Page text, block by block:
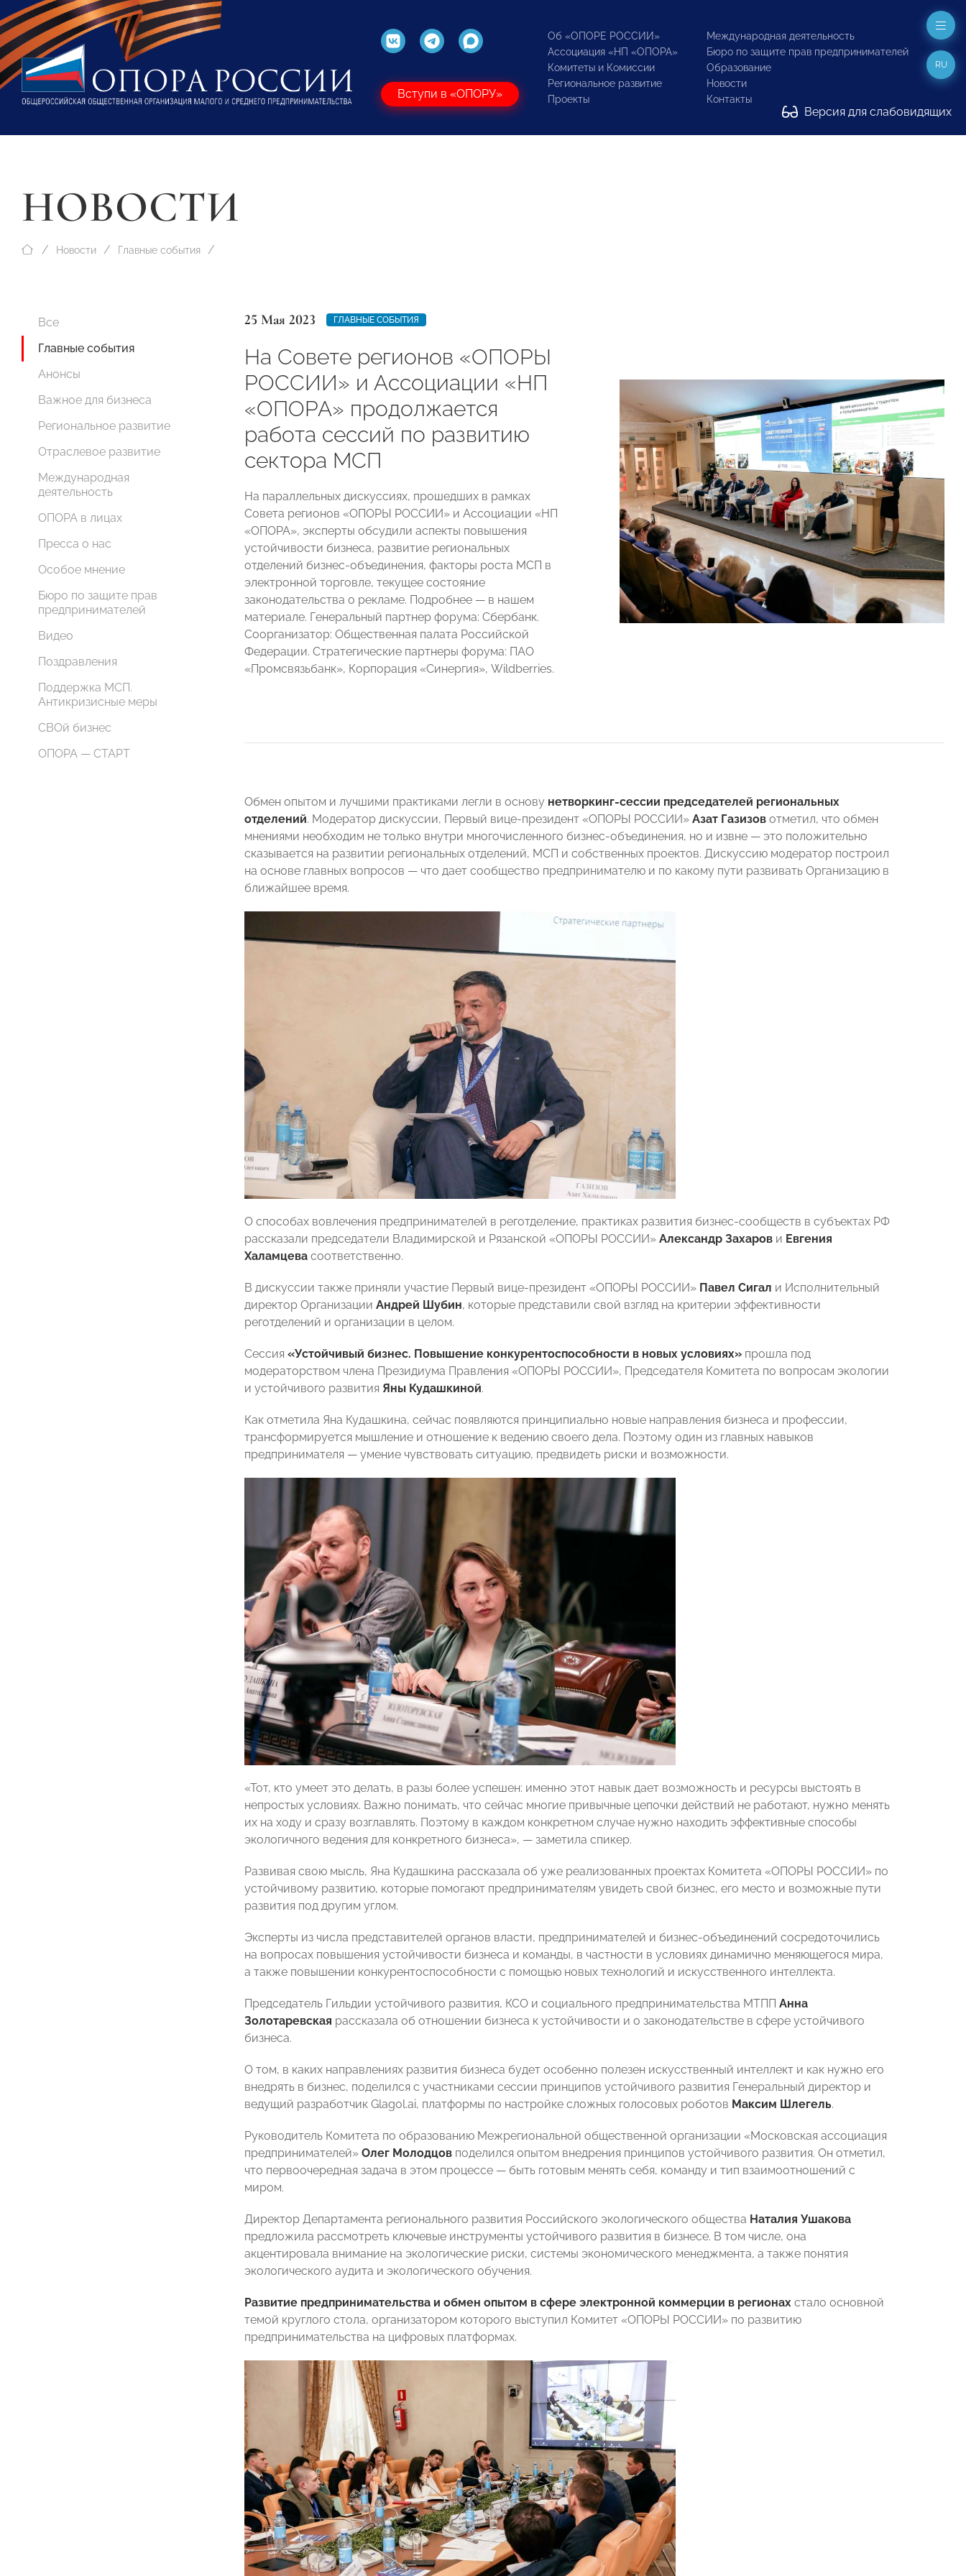
Вступи в «ОПОРУ»
Об «ОПОРЕ РОССИИ»
Ассоциация «НП «ОПОРА»
Комитеты и Комиссии
Региональное развитие
Проекты
Международная деятельность
Бюро по защите прав предпринимателей
Образование
Новости
Контакты
Версия для слабовидящих
RU
НОВОСТИ
Новости Главные события
Все
Главные события
Анонсы
Важное для бизнеса
Региональное развитие
Отраслевое развитие
Международная
деятельность
ОПОРА в лицах
Пресса о нас
Особое мнение
Бюро по защите прав
предпринимателей
Видео
Поздравления
Поддержка МСП.
Антикризисные меры
СВОй бизнес
ОПОРА — СТАРТ
25 Мая 2023 ГЛАВНЫЕ СОБЫТИЯ
На Совете регионов «ОПОРЫ
РОССИИ» и Ассоциации «НП
«ОПОРА» продолжается
работа сессий по развитию
сектора МСП
На параллельных дискуссиях, прошедших в рамках
Совета регионов «ОПОРЫ РОССИИ» и Ассоциации «НП
«ОПОРА», эксперты обсудили аспекты повышения
устойчивости бизнеса, развитие региональных
отделений бизнес-объединения, факторы роста МСП в
электронной торговле, текущее состояние
законодательства о рекламе. Подробнее — в нашем
материале. Генеральный партнер форума: Сбербанк.
Соорганизатор: Общественная палата Российской
Федерации. Стратегические партнеры форума: ПАО
«Промсвязьбанк», Корпорация «Синергия», Wildberries.
Обмен опытом и лучшими практиками легли в основу нетворкинг-сессии председателей региональных
отделений. Модератор дискуссии, Первый вице-президент «ОПОРЫ РОССИИ» Азат Газизов отметил, что обмен
мнениями необходим не только внутри многочисленного бизнес-объединения, но и извне — это положительно
сказывается на развитии региональных отделений, МСП и собственных проектов. Дискуссию модератор построил
на основе главных вопросов — что дает сообщество предпринимателю и по какому пути развивать Организацию в
ближайшее время.
О способах вовлечения предпринимателей в реготделение, практиках развития бизнес-сообществ в субъектах РФ
рассказали председатели Владимирской и Рязанской «ОПОРЫ РОССИИ» Александр Захаров и Евгения
Халамцева соответственно.
В дискуссии также приняли участие Первый вице-президент «ОПОРЫ РОССИИ» Павел Сигал и Исполнительный
директор Организации Андрей Шубин, которые представили свой взгляд на критерии эффективности
реготделений и организации в целом.
Сессия «Устойчивый бизнес. Повышение конкурентоспособности в новых условиях» прошла под
модераторством члена Президиума Правления «ОПОРЫ РОССИИ», Председателя Комитета по вопросам экологии
и устойчивого развития Яны Кудашкиной.
Как отметила Яна Кудашкина, сейчас появляются принципиально новые направления бизнеса и профессии,
трансформируется мышление и отношение к ведению своего дела. Поэтому один из главных навыков
предпринимателя — умение чувствовать ситуацию, предвидеть риски и возможности.
«Тот, кто умеет это делать, в разы более успешен: именно этот навык дает возможность и ресурсы выстоять в
непростых условиях. Важно понимать, что сейчас многие привычные цепочки действий не работают, нужно менять
их на ходу и сразу возглавлять. Поэтому в каждом конкретном случае нужно находить эффективные способы
экологичного ведения для конкретного бизнеса», — заметила спикер.
Развивая свою мысль, Яна Кудашкина рассказала об уже реализованных проектах Комитета «ОПОРЫ РОССИИ» по
устойчивому развитию, которые помогают предпринимателям увидеть свой бизнес, его место и возможные пути
развития под другим углом.
Эксперты из числа представителей органов власти, предпринимателей и бизнес-объединений сосредоточились
на вопросах повышения устойчивости бизнеса и команды, в частности в условиях динамично меняющегося мира,
а также повышении конкурентоспособности с помощью новых технологий и искусственного интеллекта.
Председатель Гильдии устойчивого развития, КСО и социального предпринимательства МТПП Анна
Золотаревская рассказала об отношении бизнеса к устойчивости и о законодательстве в сфере устойчивого
бизнеса.
О том, в каких направлениях развития бизнеса будет особенно полезен искусственный интеллект и как нужно его
внедрять в бизнес, поделился с участниками сессии принципов устойчивого развития Генеральный директор и
ведущий разработчик Glagol.ai, платформы по настройке сложных голосовых роботов Максим Шлегель.
Руководитель Комитета по образованию Межрегиональной общественной организации «Московская ассоциация
предпринимателей» Олег Молодцов поделился опытом внедрения принципов устойчивого развития. Он отметил,
что первоочередная задача в этом процессе — быть готовым менять себя, команду и тип взаимоотношений с
миром.
Директор Департамента регионального развития Российского экологического общества Наталия Ушакова
предложила рассмотреть ключевые инструменты устойчивого развития в бизнесе. В том числе, она
акцентировала внимание на экологические риски, системы экономического менеджмента, а также понятия
экологического аудита и экологического обучения.
Развитие предпринимательства и обмен опытом в сфере электронной коммерции в регионах стало основной
темой круглого стола, организатором которого выступил Комитет «ОПОРЫ РОССИИ» по развитию
предпринимательства на цифровых платформах.